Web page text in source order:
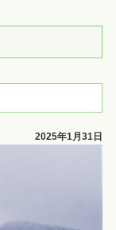
2025年1月31日